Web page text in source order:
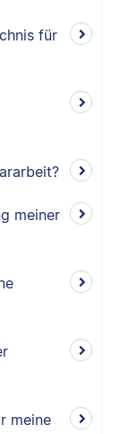
für
meiner
meine